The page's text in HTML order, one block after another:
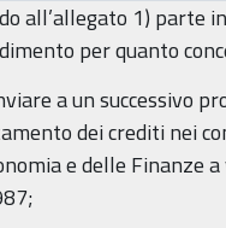
all’allegato 1) parte
per quanto
a un successivo
dei crediti nei
e delle Finanze